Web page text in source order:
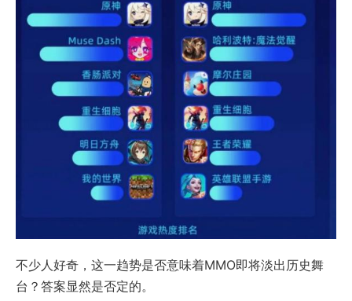
不少人好奇，这一趋势是否意味着MMO即将淡出历史舞
台？答案显然是否定的。